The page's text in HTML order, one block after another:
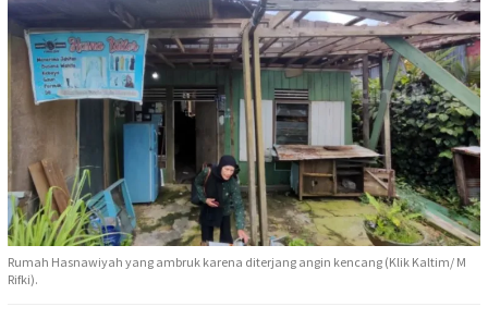
Rumah Hasnawiyah yang ambruk karena diterjang angin kencang (Klik Kaltim/ M
Rifki).